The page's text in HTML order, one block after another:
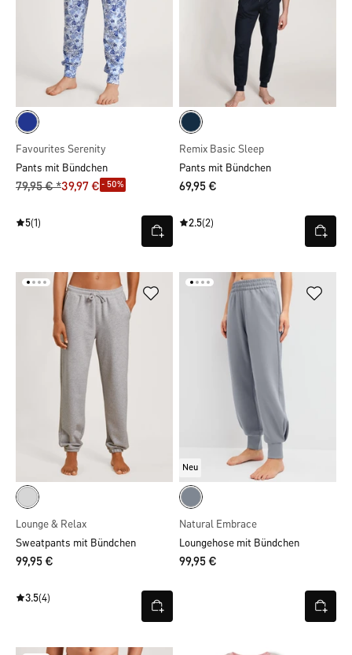
Favourites Serenity
Pants mit Bündchen
79,95 € *39,97 € - 50%
5(1)
Remix Basic Sleep
Pants mit Bündchen
69,95 €
2.5(2)
Lounge & Relax
Sweatpants mit Bündchen
99,95 €
3.5(4)
Neu
Natural Embrace
Loungehose mit Bündchen
99,95 €